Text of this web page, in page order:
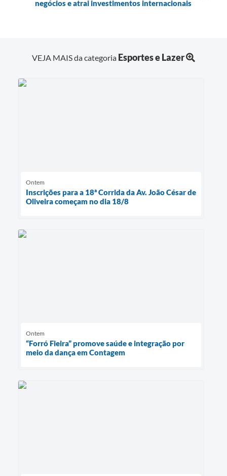
negócios e atrai investimentos internacionais
VEJA MAIS da categoria Esportes e Lazer
Ontem
Inscrições para a 18ª Corrida da Av. João César de
Oliveira começam no dia 18/8
Ontem
“Forró Fieira” promove saúde e integração por
meio da dança em Contagem